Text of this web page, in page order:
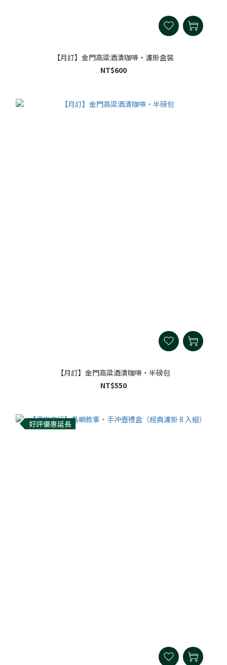
【月訂】金門高粱酒漬咖啡・濾掛盒裝
NT$600
【月訂】金門高粱酒漬咖啡・半磅包
NT$550
好評優惠延長